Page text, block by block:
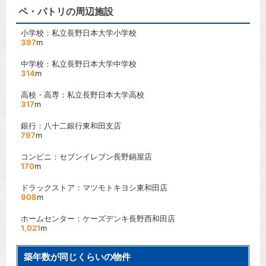
ペ・パトリの周辺施設
小学校：私立長野日本大学小学校
397m
中学校：私立長野日本大学中学校
314m
高校・高専：私立長野日本大学高校
317m
銀行：八十二銀行東和田支店
797m
コンビニ：セブンイレブン長野鍋屋店
170m
ドラックストア：マツモトキヨシ東和田店
908m
ホームセンター：ケーズデンキ長野西和田店
1,021m
築年数が同じくらいの物件